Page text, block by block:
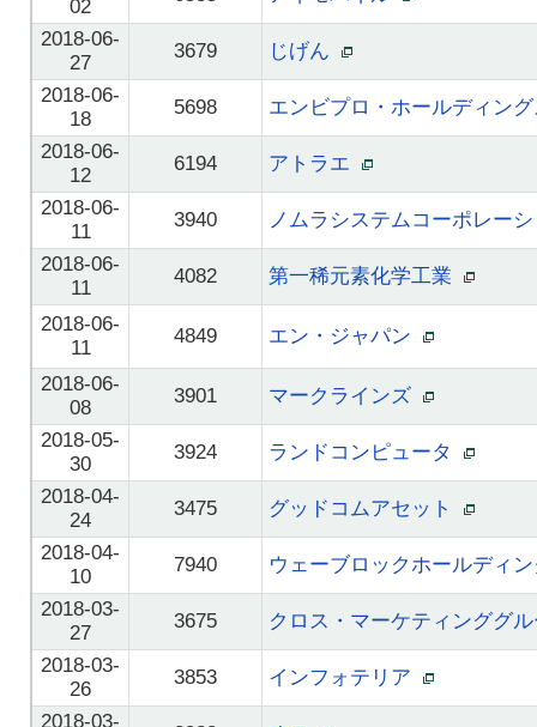
02
2018-06-
27
3679
じげん
2018-06-
18
5698
エンビプロ・ホールディン
2018-06-
12
6194
アトラエ
2018-06-
11
3940
ノムラシステムコーポレー
2018-06-
11
4082 第一稀元素化学工業
2018-06-
11
4849 エン・ジャパン
2018-06-
08
3901
マークラインズ
2018-05-
30
3924
ランドコンピュータ
2018-04-
24
3475
グッドコムアセット
2018-04-
10
7940
ウェーブロックホールディ
2018-03-
27
3675
クロス・マーケティンググ
2018-03-
26
3853
インフォテリア
2018-03-